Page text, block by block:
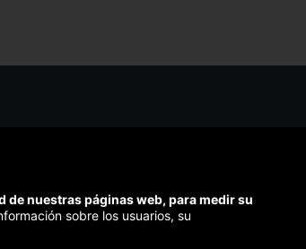
(Te respondemos en menos de 48h)
Compra segura
nuestras páginas web, para medir su
sobre los usuarios, su